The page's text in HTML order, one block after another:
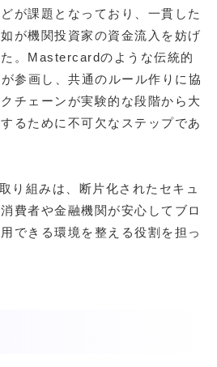
が課題となっており、一貫した
が機関投資家の資金流入を妨げ
。Mastercardのような伝統的
参画し、共通のルール作りに協
チェーンが実験的な段階から大
るために不可欠なステップであ
り組みは、断片化されたセキュ
費者や金融機関が安心してブロ
できる環境を整える役割を担っ